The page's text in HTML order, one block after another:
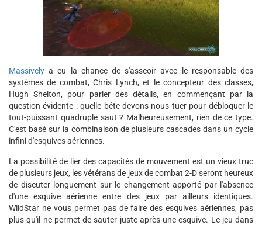
Massively a eu la chance de s'asseoir avec le responsable des
systèmes de combat, Chris Lynch, et le concepteur des classes,
Hugh Shelton, pour parler des détails, en commençant par la
question évidente : quelle bête devons-nous tuer pour débloquer le
tout-puissant quadruple saut ? Malheureusement, rien de ce type.
C'est basé sur la combinaison de plusieurs cascades dans un cycle
infini d'esquives aériennes.
La possibilité de lier des capacités de mouvement est un vieux truc
de plusieurs jeux, les vétérans de jeux de combat 2-D seront heureux
de discuter longuement sur le changement apporté par l'absence
d'une esquive aérienne entre des jeux par ailleurs identiques.
WildStar ne vous permet pas de faire des esquives aériennes, pas
plus qu'il ne permet de sauter juste après une esquive. Le jeu dans